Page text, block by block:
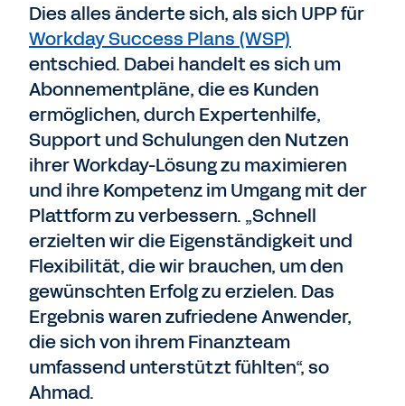
Dies alles änderte sich, als sich UPP für
Workday Success Plans (WSP)
entschied. Dabei handelt es sich um
Abonnementpläne, die es Kunden
ermöglichen, durch Expertenhilfe,
Support und Schulungen den Nutzen
ihrer Workday-Lösung zu maximieren
und ihre Kompetenz im Umgang mit der
Plattform zu verbessern. „Schnell
erzielten wir die Eigenständigkeit und
Flexibilität, die wir brauchen, um den
gewünschten Erfolg zu erzielen. Das
Ergebnis waren zufriedene Anwender,
die sich von ihrem Finanzteam
umfassend unterstützt fühlten“, so
Ahmad.